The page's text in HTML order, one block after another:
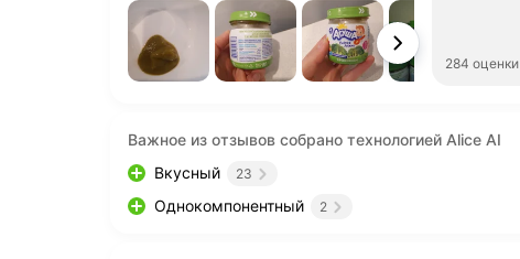
284 оценки
Важное из отзывов собрано технологией Alice AI
Вкусный
23
Однокомпонентный 2